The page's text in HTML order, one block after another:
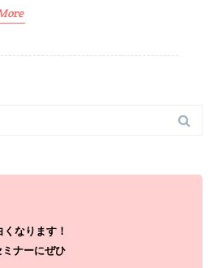
なります！
ナーにぜひ